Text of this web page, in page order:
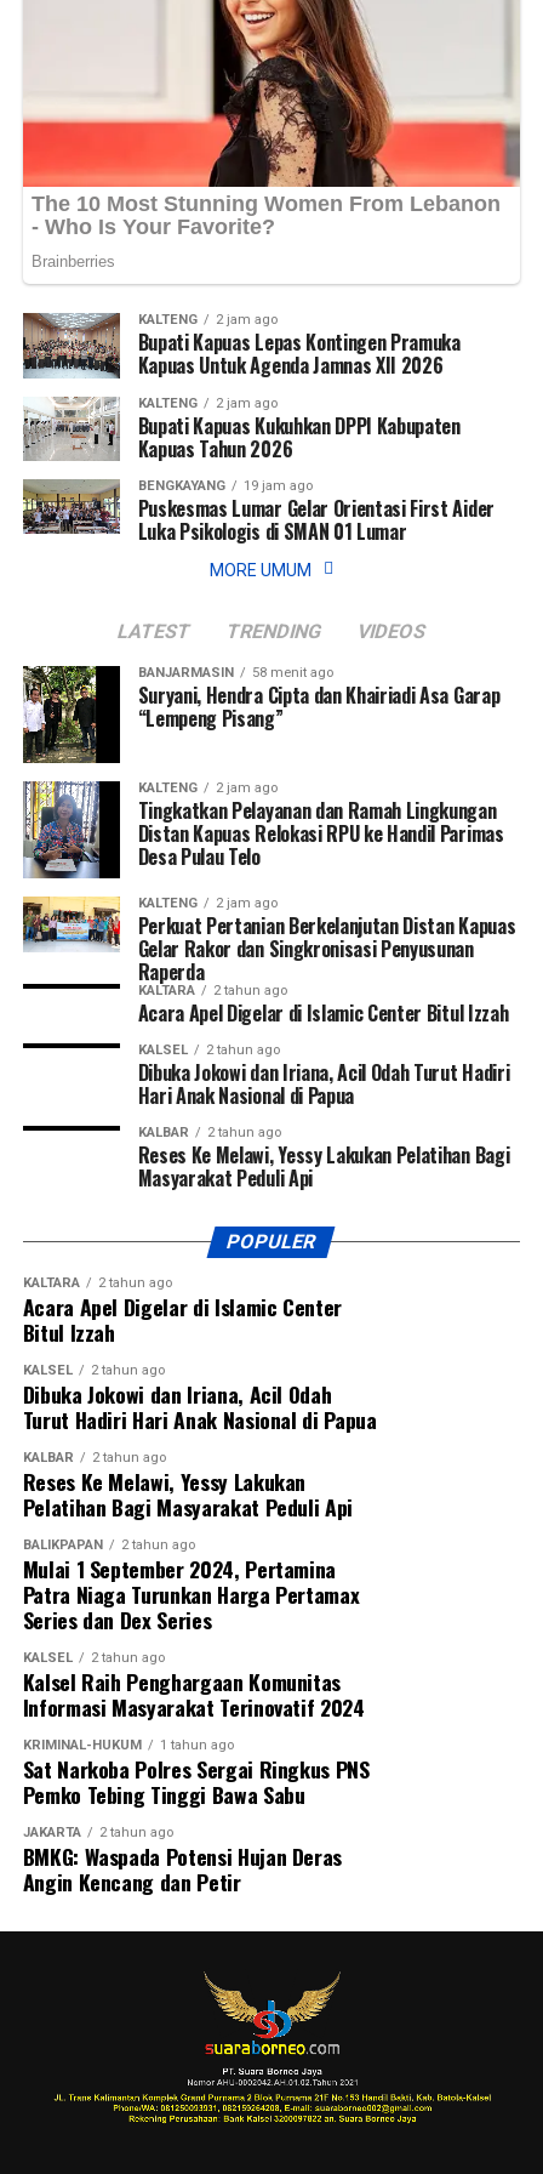
kendaraan serta segera melapor apabila mengetahui
adanya tindak kejahatan di lingkungan sekitar. (Ujg/SB)
Bagikan ke
WhatsApp 0 Facebook
Messenger
berkelanjutan di Kabupaten Kapuas maupun Kalimantan
Tengah,” ujarnya. (Ujg/SB)
Bagikan ke
WhatsApp 0 Facebook
Messenger
KALTENG 2 jam ago
Bupati Kapuas Lepas Kontingen Pramuka
Kapuas Untuk Agenda Jamnas XII 2026
KALTENG 2 jam ago
Bupati Kapuas Kukuhkan DPPI Kabupaten
Kapuas Tahun 2026
BENGKAYANG 19 jam ago
Puskesmas Lumar Gelar Orientasi First Aider
Luka Psikologis di SMAN 01 Lumar
MORE UMUM
LATEST TRENDING VIDEOS
BANJARMASIN 58 menit ago
Suryani, Hendra Cipta dan Khairiadi Asa Garap
“Lempeng Pisang”
KALTENG 2 jam ago
Tingkatkan Pelayanan dan Ramah Lingkungan
Distan Kapuas Relokasi RPU ke Handil Parimas
Desa Pulau Telo
KALTENG 2 jam ago
Perkuat Pertanian Berkelanjutan Distan Kapuas
Gelar Rakor dan Singkronisasi Penyusunan
Raperda
KALTARA 2 tahun ago
Acara Apel Digelar di Islamic Center Bitul Izzah
KALSEL 2 tahun ago
Dibuka Jokowi dan Iriana, Acil Odah Turut Hadiri
Hari Anak Nasional di Papua
KALBAR 2 tahun ago
Reses Ke Melawi, Yessy Lakukan Pelatihan Bagi
Masyarakat Peduli Api
POPULER
KALTARA 2 tahun ago
Acara Apel Digelar di Islamic Center
Bitul Izzah
KALSEL 2 tahun ago
Dibuka Jokowi dan Iriana, Acil Odah
Turut Hadiri Hari Anak Nasional di Papua
KALBAR 2 tahun ago
Reses Ke Melawi, Yessy Lakukan
Pelatihan Bagi Masyarakat Peduli Api
BALIKPAPAN 2 tahun ago
Mulai 1 September 2024, Pertamina
Patra Niaga Turunkan Harga Pertamax
Series dan Dex Series
KALSEL 2 tahun ago
Kalsel Raih Penghargaan Komunitas
Informasi Masyarakat Terinovatif 2024
KRIMINAL-HUKUM 1 tahun ago
Sat Narkoba Polres Sergai Ringkus PNS
Pemko Tebing Tinggi Bawa Sabu
JAKARTA 2 tahun ago
BMKG: Waspada Potensi Hujan Deras
Angin Kencang dan Petir